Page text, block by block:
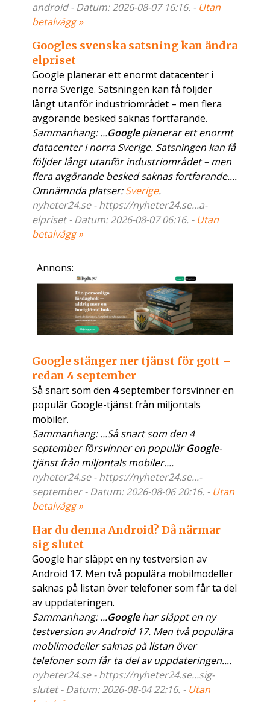
android - Datum: 2026-08-07 16:16. - Utan
betalvägg »
Googles svenska satsning kan ändra
elpriset
Google planerar ett enormt datacenter i
norra Sverige. Satsningen kan få följder
långt utanför industriområdet – men flera
avgörande besked saknas fortfarande.
Sammanhang: ...Googleplanerar ett enormt
datacenter i norra Sverige. Satsningen kan få
följder långt utanför industriområdet – men
flera avgörande besked saknas fortfarande....
Omnämnda platser:Sverige.
nyheter24.se - https://nyheter24.se...a-
elpriset - Datum: 2026-08-07 06:16. - Utan
betalvägg »
Annons:
Google stänger ner tjänst för gott –
redan 4 september
​Så snart som den 4 september försvinner en
populär Google-tjänst från miljontals
mobiler.
Sammanhang: ...​Så snart som den 4
september försvinner en populärGoogle-
tjänst från miljontals mobiler....
nyheter24.se - https://nyheter24.se...-
september - Datum: 2026-08-06 20:16. - Utan
betalvägg »
Har du denna Android? Då närmar
sig slutet
​Google har släppt en ny testversion av
Android 17. Men två populära mobilmodeller
saknas på listan över telefoner som får ta del
av uppdateringen.
Sammanhang: ...​Googlehar släppt en ny
testversion av Android 17. Men två populära
mobilmodeller saknas på listan över
telefoner som får ta del av uppdateringen....
nyheter24.se - https://nyheter24.se...sig-
slutet - Datum: 2026-08-04 22:16. - Utan